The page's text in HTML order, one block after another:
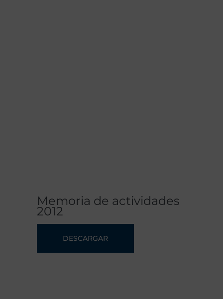
Memoria de actividades
2012
DESCARGAR